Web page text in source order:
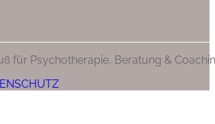
für Psychotherapie, Beratung &